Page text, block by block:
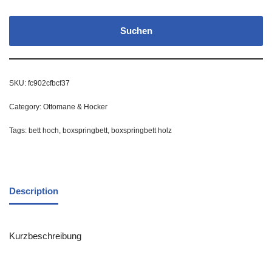
Suchen
SKU: fc902cfbcf37
Category: Ottomane & Hocker
Tags: bett hoch, boxspringbett, boxspringbett holz
Description
Kurzbeschreibung